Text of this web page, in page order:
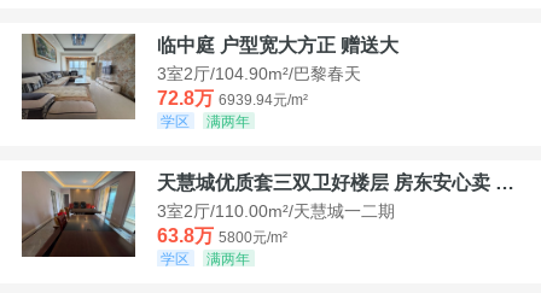
临中庭 户型宽大方正 赠送大
3室2厅/104.90m²/巴黎春天
72.8万 6939.94元/m²
学区
满两年
天慧城优质套三双卫好楼层 房东安心卖 价格好谈
3室2厅/110.00m²/天慧城一二期
63.8万 5800元/m²
学区
满两年